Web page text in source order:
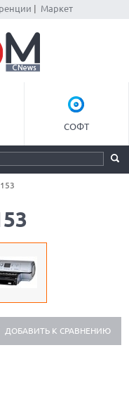
Маркет
СОФТ
ДОБАВИТЬ К СРАВНЕНИЮ